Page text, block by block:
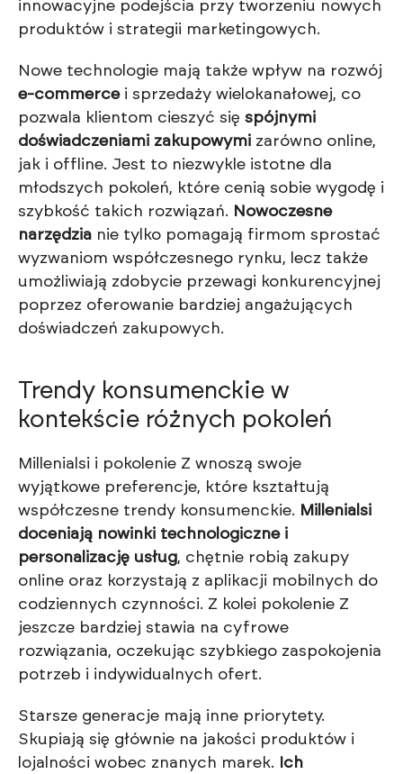
innowacyjne podejścia przy tworzeniu nowych
produktów i strategii marketingowych.
Nowe technologie mają także wpływ na rozwój
e-commercei sprzedaży wielokanałowej, co
pozwala klientom cieszyć się spójnymi
doświadczeniami zakupowymi zarówno online,
jak i offline. Jest to niezwykle istotne dla
młodszych pokoleń, które cenią sobie wygodę i
szybkość takich rozwiązań. Nowoczesne
narzędzia nie tylko pomagają firmom sprostać
wyzwaniom współczesnego rynku, lecz także
umożliwiają zdobycie przewagi konkurencyjnej
poprzez oferowanie bardziej angażujących
doświadczeń zakupowych.
Trendy konsumenckie w
kontekście różnych pokoleń
Millenialsi i pokolenie Z wnoszą swoje
wyjątkowe preferencje, które kształtują
współczesne trendy konsumenckie. Millenialsi
doceniają nowinki technologiczne i
personalizację usług, chętnie robią zakupy
online oraz korzystają z aplikacji mobilnych do
codziennych czynności. Z kolei pokolenie Z
jeszcze bardziej stawia na cyfrowe
rozwiązania, oczekując szybkiego zaspokojenia
potrzeb i indywidualnych ofert.
Starsze generacje mają inne priorytety.
Skupiają się głównie na jakości produktów i
lojalności wobec znanych marek.
Ich